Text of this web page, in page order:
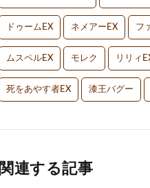
ドゥームEX ネメアーEX フ
ムスペルEX モレク リリィ
死をあやす者EX 漆王バグー
関連する記事